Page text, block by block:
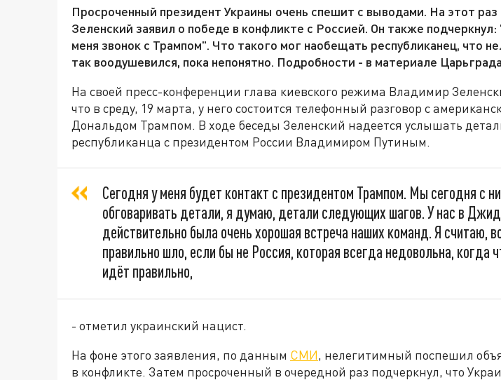
Просроченный президент Украины очень спешит с выводами. На этот
Зеленский заявил о победе в конфликте с Россией. Он также подчеркнул:
меня звонок с Трампом". Что такого мог наобещать республиканец, что
так воодушевился, пока непонятно. Подробности - в материале
На своей пресс-конференции глава киевского режима Владимир
что в среду, 19 марта, у него состоится телефонный разговор с
Дональдом Трампом. В ходе беседы Зеленский надеется услышать
республиканца с президентом России Владимиром Путиным.
Сегодня у меня будет контакт с президентом Трампом. Мы сегодня с
обговаривать детали, я думаю, детали следующих шагов. У нас в
действительно была очень хорошая встреча наших команд. Я считаю,
правильно шло, если бы не Россия, которая всегда недовольна, когда
идёт правильно,
- отметил украинский нацист.
На фоне этого заявления, по данным СМИ, нелегитимный поспешил
в конфликте. Затем просроченный в очередной раз подчеркнул, что